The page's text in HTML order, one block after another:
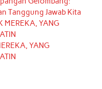
Tanggung Jawab Kita
MEREKA, YANG
YANG